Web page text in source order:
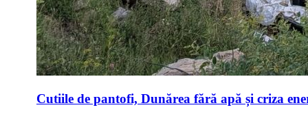
Cutiile de pantofi, Dunărea fără apă și criza